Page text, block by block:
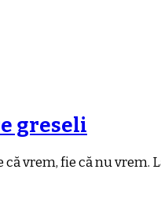
greseli
vrem, fie că nu vrem.